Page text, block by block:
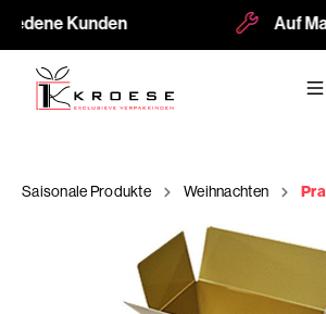
Kunden Auf
Saisonale Produkte Weihnachten